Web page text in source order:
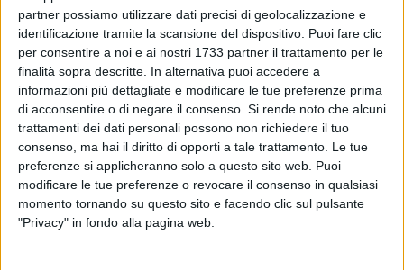
partner possiamo utilizzare dati precisi di geolocalizzazione e
identificazione tramite la scansione del dispositivo. Puoi fare clic
per consentire a noi e ai nostri 1733 partner il trattamento per le
finalità sopra descritte. In alternativa puoi accedere a
informazioni più dettagliate e modificare le tue preferenze prima
di acconsentire o di negare il consenso. Si rende noto che alcuni
trattamenti dei dati personali possono non richiedere il tuo
consenso, ma hai il diritto di opporti a tale trattamento. Le tue
preferenze si applicheranno solo a questo sito web. Puoi
modificare le tue preferenze o revocare il consenso in qualsiasi
momento tornando su questo sito e facendo clic sul pulsante
"Privacy" in fondo alla pagina web.
dura oltre 3 ore
BISCEGLIE - 5 LUGLIO 2026
Carcassa di tartaruga rinvenuta alla Spiaggia
del Pretore
BAT - 5 LUGLIO 2026
Drammatico salvataggio in mare a Trani: un
uomo trasferito all'ospedale di Bisceglie
BISCEGLIE - 3 LUGLIO 2026